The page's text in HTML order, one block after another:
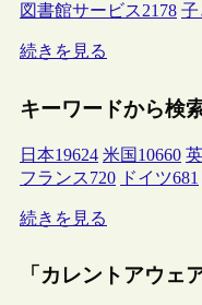
図書館サービス2178 子
続きを見る
キーワードから検
日本19624 米国 10660
フランス720 ドイツ681
続きを見る
「カレントアウェ